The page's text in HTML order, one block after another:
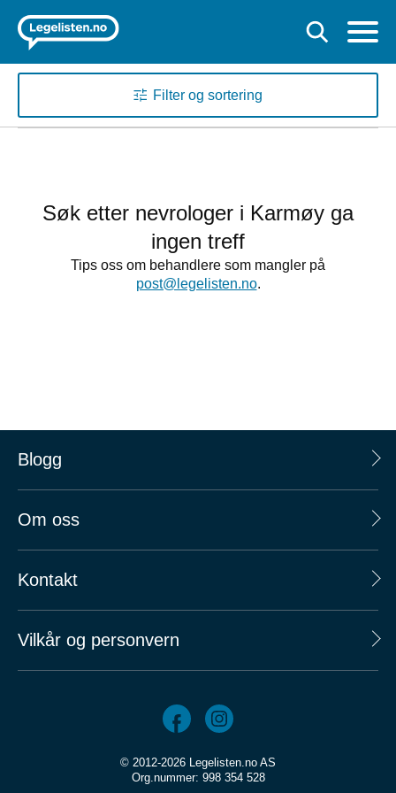
Filter og sortering
Søk etter nevrologer i Karmøy ga
ingen treff
Tips oss om behandlere som mangler på
post@legelisten.no.
Blogg
Om oss
Kontakt
Vilkår og personvern
© 2012-2026 Legelisten.no AS
Org.nummer: 998 354 528